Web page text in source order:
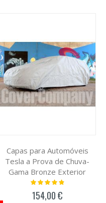
Capas para Automóveis
Tesla a Prova de Chuva-
Gama Bronze Exterior
Classificação:
154,00 €